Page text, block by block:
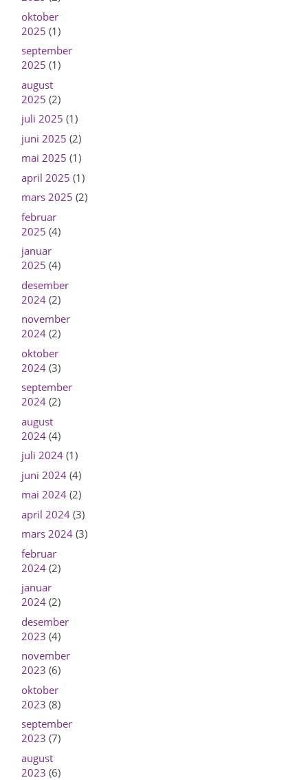
oktober
2025 (1)
september
2025 (1)
august
2025 (2)
juli 2025 (1)
juni 2025 (2)
mai 2025 (1)
april 2025 (1)
mars 2025 (2)
februar
2025 (4)
januar
2025 (4)
desember
2024(2)
november
2024(2)
oktober
2024(3)
september
2024(2)
august
2024(4)
juli 2024(1)
juni 2024(4)
mai 2024(2)
april 2024(3)
mars 2024(3)
februar
2024(2)
januar
2024(2)
desember
2023 (4)
november
2023 (6)
oktober
2023 (8)
september
2023 (7)
august
2023 (6)